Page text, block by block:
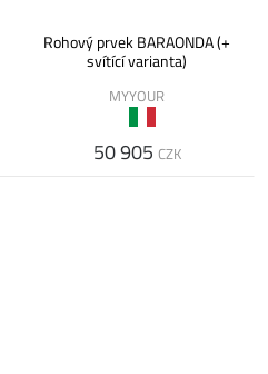
Rohový prvek BARAONDA (+
svítící varianta)
MYYOUR
50 905 CZK